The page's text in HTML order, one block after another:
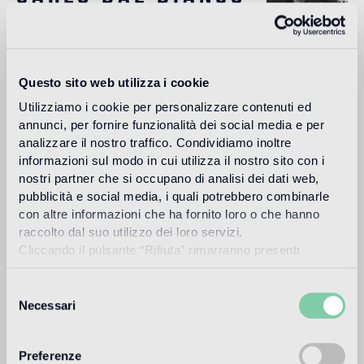
Questo sito web utilizza i cookie
Utilizziamo i cookie per personalizzare contenuti ed
annunci, per fornire funzionalità dei social media e per
analizzare il nostro traffico. Condividiamo inoltre
informazioni sul modo in cui utilizza il nostro sito con i
nostri partner che si occupano di analisi dei dati web,
pubblicità e social media, i quali potrebbero combinarle
con altre informazioni che ha fornito loro o che hanno
raccolto dal suo utilizzo dei loro servizi.
Cliccando il pulsante “Rifiuta” rimarranno presenti
tecnici.
delNecessari
Preferenze
Vicenza en 1993 et s'occupe de restauration monumentale
Lire plus
Utilisation prévue
Sol intérieur
La version pour sol Oro Bis est recommandée.
non approprié